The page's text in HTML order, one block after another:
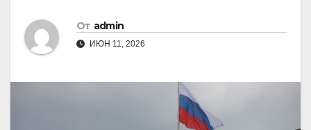
От admin
ИЮН 11, 2026